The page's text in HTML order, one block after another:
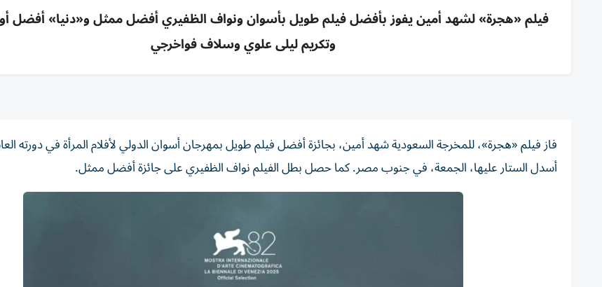
فيلم «هجرة» لشهد أمين يفوز بأفضل فيلم طويل بأسوان ونواف الظفيري أفضل ممثل و«دنيا» أفضل
وتكريم ليلى علوي وسلاف فواخرجي
فاز فيلم «هجرة»، للمخرجة السعودية شهد أمين، بجائزة أفضل فيلم ‌طويل بمهرجان أسوان الدولي لأفلام المرأة في دورته
أسدل الستار عليها، الجمعة، في جنوب ‌مصر. كما حصل بطل الفيلم نواف الظفيري على جائزة أفضل ممثل.